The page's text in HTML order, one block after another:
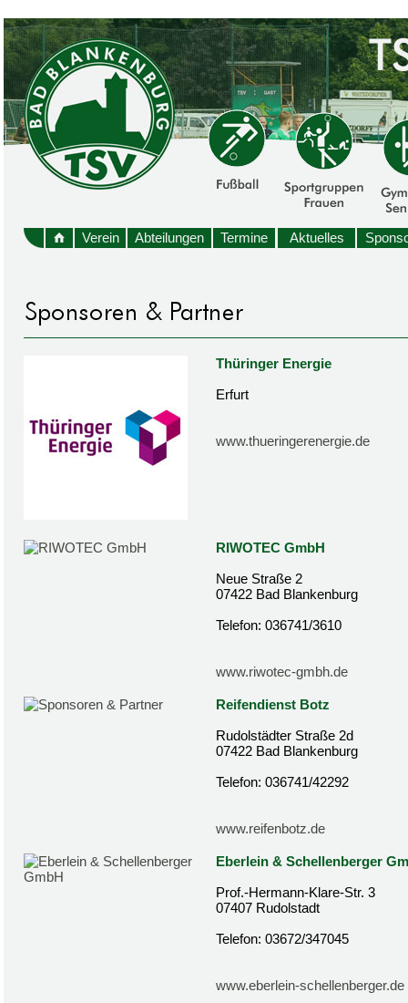
Verein Abteilungen Termine Aktuelles
Thüringer Energie
Erfurt
www.thueringerenergie.de
RIWOTEC GmbH
Neue Straße 2
07422 Bad Blankenburg
Telefon: 036741/3610
www.riwotec-gmbh.de
Reifendienst Botz
Rudolstädter Straße 2d
07422 Bad Blankenburg
Telefon: 036741/42292
www.reifenbotz.de
Eberlein & Schellenberger
Prof.-Hermann-Klare-Str. 3
07407 Rudolstadt
Telefon: 03672/347045
www.eberlein-schellenberger.de